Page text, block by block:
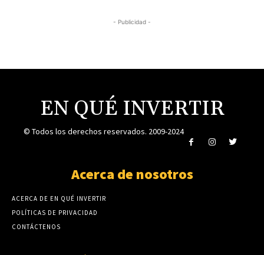
- Publicidad -
EN QUÉ INVERTIR
© Todos los derechos reservados. 2009-2024
Acerca de nosotros
ACERCA DE EN QUÉ INVERTIR
POLÍTICAS DE PRIVACIDAD
CONTÁCTENOS